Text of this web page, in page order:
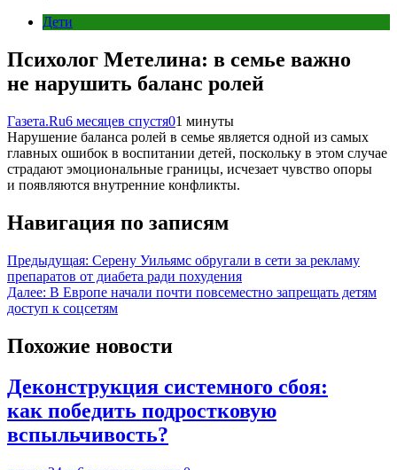
Дети
Психолог Метелина: в семье важно
не нарушить баланс ролей
Газета.Ru6 месяцев спустя01 минуты
Нарушение баланса ролей в семье является одной из самых
главных ошибок в воспитании детей, поскольку в этом случае
страдают эмоциональные границы, исчезает чувство опоры
и появляются внутренние конфликты.
Навигация по записям
Предыдущая: Серену Уильямс обругали в сети за рекламу
препаратов от диабета ради похудения
Далее: В Европе начали почти повсеместно запрещать детям
доступ к соцсетям
Похожие новости
Деконструкция системного сбоя:
как победить подростковую
вспыльчивость?